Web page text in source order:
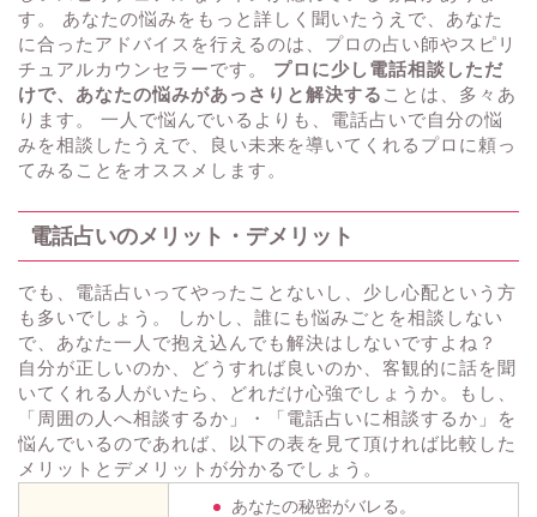
す。 あなたの悩みをもっと詳しく聞いたうえで、あなた
に合ったアドバイスを行えるのは、プロの占い師やスピリ
チュアルカウンセラーです。 プロに少し電話相談しただ
けで、あなたの悩みがあっさりと解決する ことは、多々あ
ります。 一人で悩んでいるよりも、電話占いで自分の悩
みを相談したうえで、良い未来を導いてくれるプロに頼っ
てみることをオススメします。
電話占いのメリット・デメリット
でも、電話占いってやったことないし、少し心配という方
も多いでしょう。 しかし、誰にも悩みごとを相談しない
で、あなた一人で抱え込んでも解決はしないですよね？
自分が正しいのか、どうすれば良いのか、客観的に話を聞
いてくれる人がいたら、どれだけ心強でしょうか。もし、
「周囲の人へ相談するか」・「電話占いに相談するか」を
悩んでいるのであれば、以下の表を見て頂ければ比較した
メリットとデメリットが分かるでしょう。
あなたの秘密がバレる。